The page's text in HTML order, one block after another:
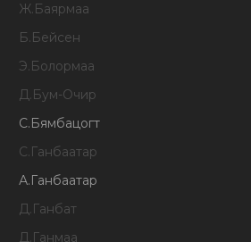
Ж.Баярмаа
Б.Бейсен
Э.Болормаа
Д.Бум-Очир
С.Бямбацогт
С.Ганбаатар
А.Ганбаатар
Д.Ганбат
Д.Ганмаа